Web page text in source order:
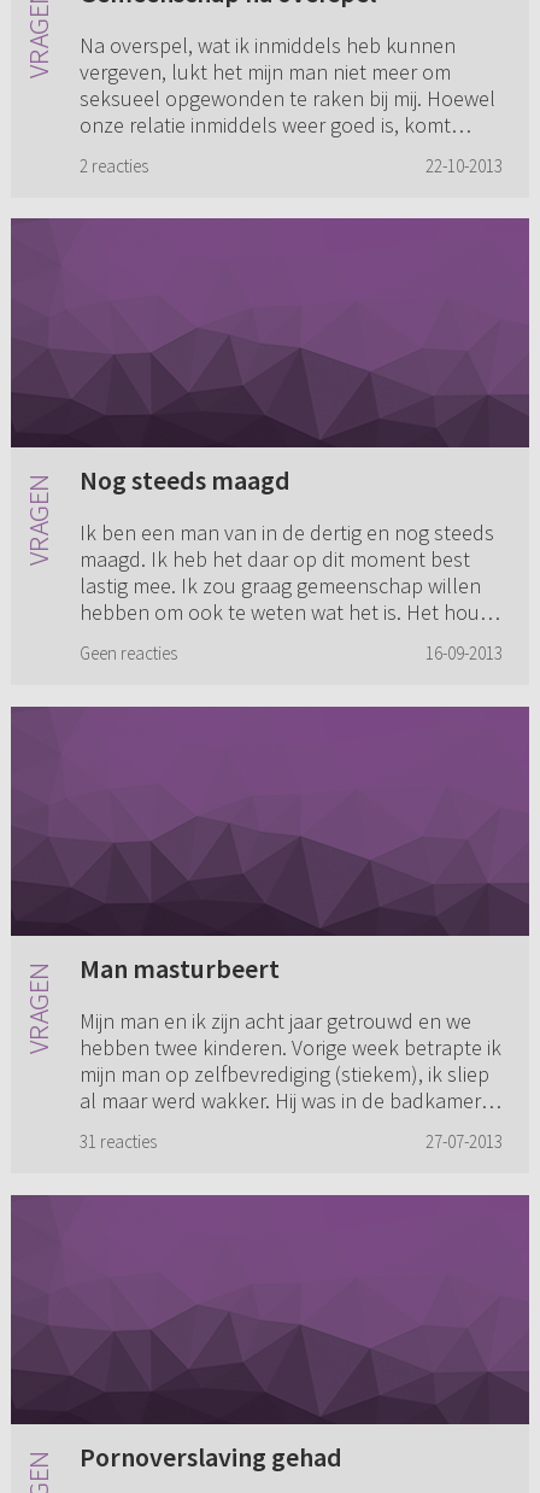
Na overspel, wat ik inmiddels heb kunnen
vergeven, lukt het mijn man niet meer om
seksueel opgewonden te raken bij mij. Hoewel
onze relatie inmiddels weer goed is, komt
2 reacties 22-10-2013
Nog steeds maagd
Ik ben een man van in de dertig en nog steeds
maagd. Ik heb het daar op dit moment best
lastig mee. Ik zou graag gemeenschap willen
hebben om ook te weten wat het is. Het houdt
Geen reacties 16-09-2013
Man masturbeert
Mijn man en ik zijn acht jaar getrouwd en we
hebben twee kinderen. Vorige week betrapte ik
mijn man op zelfbevrediging (stiekem), ik sliep
al maar werd wakker. Hij was in de badkamer.
31 reacties 27-07-2013
Pornoverslaving gehad